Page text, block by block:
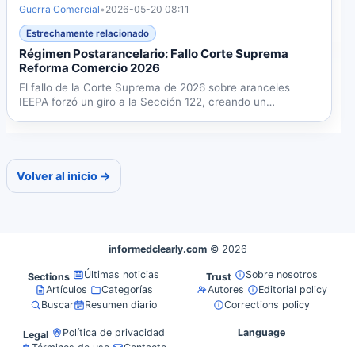
Guerra Comercial• 2026-05-20 08:11
Estrechamente relacionado
Régimen Postarancelario: Fallo Corte Suprema
Reforma Comercio 2026
El fallo de la Corte Suprema de 2026 sobre aranceles
IEEPA forzó un giro a la Sección 122, creando un
Volver al inicio →
informedclearly.com © 2026
Sections
Últimas noticias
Artículos
Categorías
Buscar
Resumen diario
Trust
Sobre nosotros
Autores
Editorial policy
Corrections policy
Legal
Política de privacidad
Language